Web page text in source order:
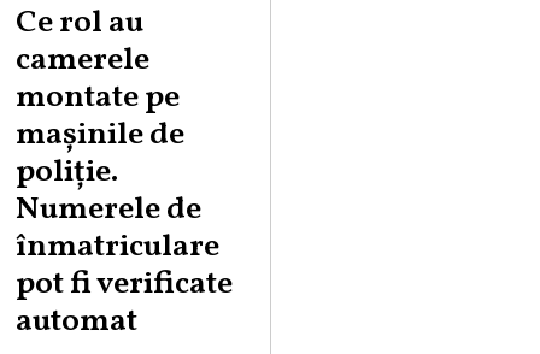
Ce rol au
camerele
montate pe
mașinile de
poliție.
Numerele de
înmatriculare
pot fi verificate
automat